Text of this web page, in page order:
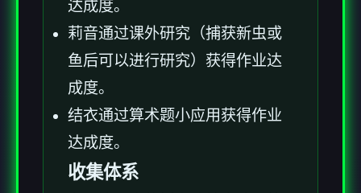
达成度。
莉音通过课外研究（捕获新虫或
鱼后可以进行研究）获得作业达
成度。
结衣通过算术题小应用获得作业
达成度。
收集体系